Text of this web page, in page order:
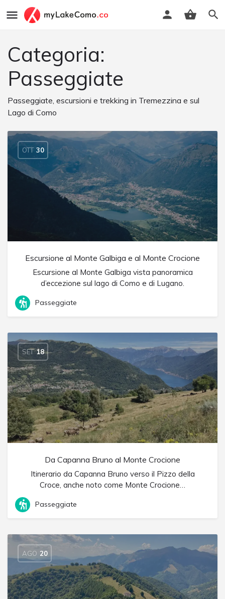
Categoria:
Passeggiate
Passeggiate, escursioni e trekking in Tremezzina e sul
Lago di Como
OTT 30
Escursione al Monte Galbiga e al Monte Crocione
Escursione al Monte Galbiga vista panoramica
d’eccezione sul lago di Como e di Lugano.
Passeggiate
SET 18
Da Capanna Bruno al Monte Crocione
Itinerario da Capanna Bruno verso il Pizzo della
Croce, anche noto come Monte Crocione…
Passeggiate
AGO 20